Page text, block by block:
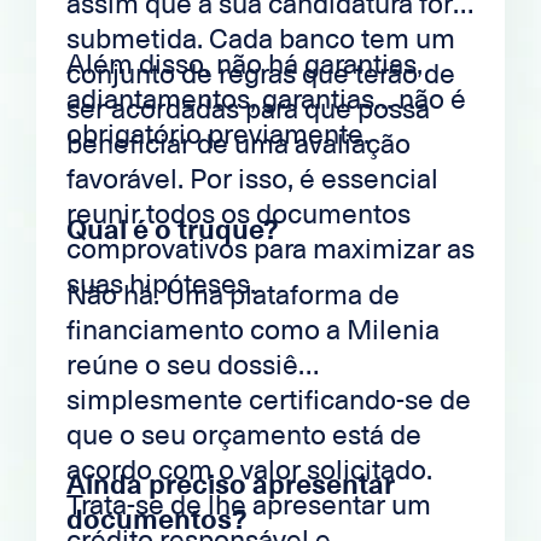
submetida. Cada banco tem um
conjunto de regras que terão de
ser acordadas para que possa
beneficiar de uma avaliação
favorável. Por isso, é essencial
reunir todos os documentos
comprovativos para maximizar as
suas hipóteses.
Além disso, não há garantias,
adiantamentos, garantias... não é
obrigatório previamente.
Qual é o truque?
Não há. Uma plataforma de
financiamento como a Milenia
reúne o seu dossiê
simplesmente certificando-se de
que o seu orçamento está de
acordo com o valor solicitado.
Trata-se de lhe apresentar um
Ainda preciso apresentar
documentos?